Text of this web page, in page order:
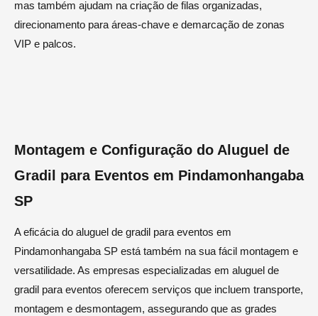
mas também ajudam na criação de filas organizadas,
direcionamento para áreas-chave e demarcação de zonas
VIP e palcos.
Montagem e Configuração do Aluguel de
Gradil para Eventos em Pindamonhangaba
SP
A eficácia do aluguel de gradil para eventos em
Pindamonhangaba SP está também na sua fácil montagem e
versatilidade. As empresas especializadas em aluguel de
gradil para eventos oferecem serviços que incluem transporte,
montagem e desmontagem, assegurando que as grades